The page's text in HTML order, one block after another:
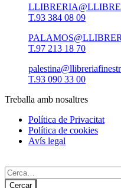
T.93 384 08 09
T.97 213 18 70
T.93 090 33 00
Treballa amb nosaltres
Política de Privacitat
Política de cookies
Avís legal